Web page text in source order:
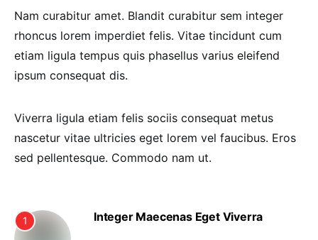
Nam curabitur amet. Blandit curabitur sem integer
rhoncus lorem imperdiet felis. Vitae tincidunt cum
etiam ligula tempus quis phasellus varius eleifend
ipsum consequat dis.
Viverra ligula etiam felis sociis consequat metus
nascetur vitae ultricies eget lorem vel faucibus. Eros
sed pellentesque. Commodo nam ut.
1 Integer Maecenas Eget Viverra